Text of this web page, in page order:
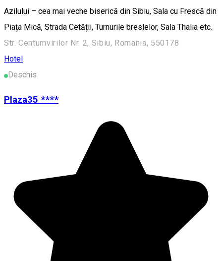
Azilului – cea mai veche biserică din Sibiu, Sala cu Frescă din
Piața Mică, Strada Cetății, Turnurile breslelor, Sala Thalia etc.
Str. Centumvirilor Nr. 2, Sibiu, Romania, 550178
Hotel
Deschis
Plaza35 ****